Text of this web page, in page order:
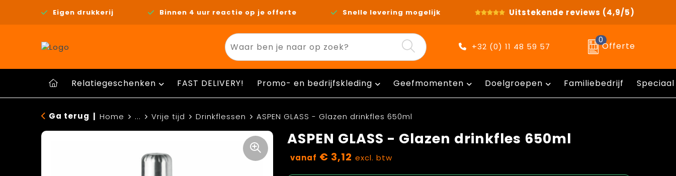
Eigen drukkerij Binnen 4 uur reactie op je offerte Snelle levering mogelijk Uitstekende reviews (4,9/5)
+32 (0) 11 48 59 57
0
Offerte
Relatiegeschenken FAST DELIVERY! Promo- en bedrijfskleding Geefmomenten Doelgroepen Familiebedrijf
Ga terug Home ... Vrije tijd Drinkflessen ASPEN GLASS - Glazen drinkfles 650ml
ASPEN GLASS - Glazen drinkfles 650ml
vanaf € 3,12 excl. btw